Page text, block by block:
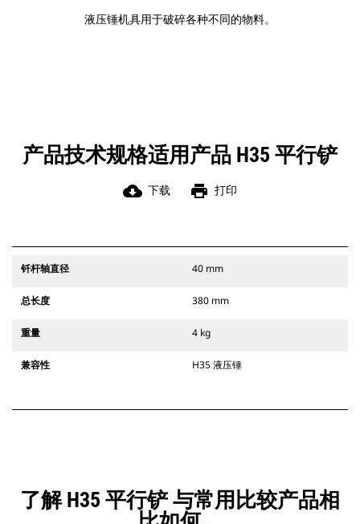
液压锤机具用于破碎各种不同的物料。
产品技术规格适用产品 H35 平行铲
cloud_download 下载 print 打印
钎杆轴直径 40 mm
总长度 380 mm
重量 4 kg
兼容性 H35 液压锤
了解 H35 平行铲 与常用比较产品相